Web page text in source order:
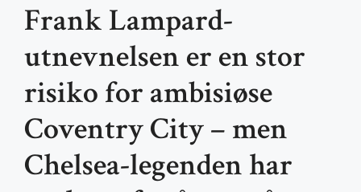
Frank Lampard-
utnevnelsen er en stor
risiko for ambisiøse
Coventry City – men
Chelsea-legenden har